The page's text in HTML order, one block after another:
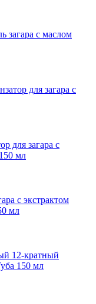
загара с маслом
для загара с
для загара с
мл
с экстрактом
мл
12-кратный
150 мл